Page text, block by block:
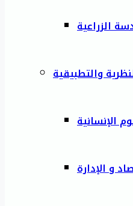
الزراعية
والتطبيقية
الإنسانية
و الإدارة